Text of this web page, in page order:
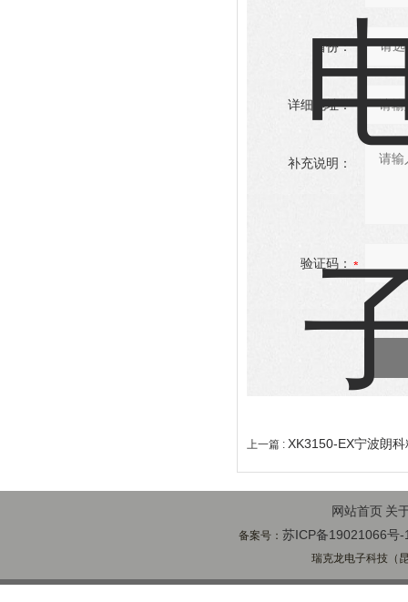
省份：
详细地址：
补充说明：
验证码：
上一篇 : XK3150-EX宁波朗
网站首页 关
备案号： 苏ICP备19021066号-
瑞克龙电子科技（